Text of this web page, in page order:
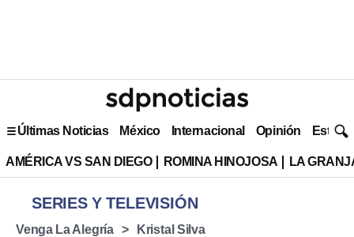
Últimas Noticias México Internacional Opinión Estilo
AMÉRICA VS SAN DIEGO ROMINA HINOJOSA LA
SERIES Y TELEVISIÓN
Venga La Alegría Kristal Silva